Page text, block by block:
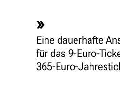
Eine dauerhafte
für das 9-Euro-
365-Euro-